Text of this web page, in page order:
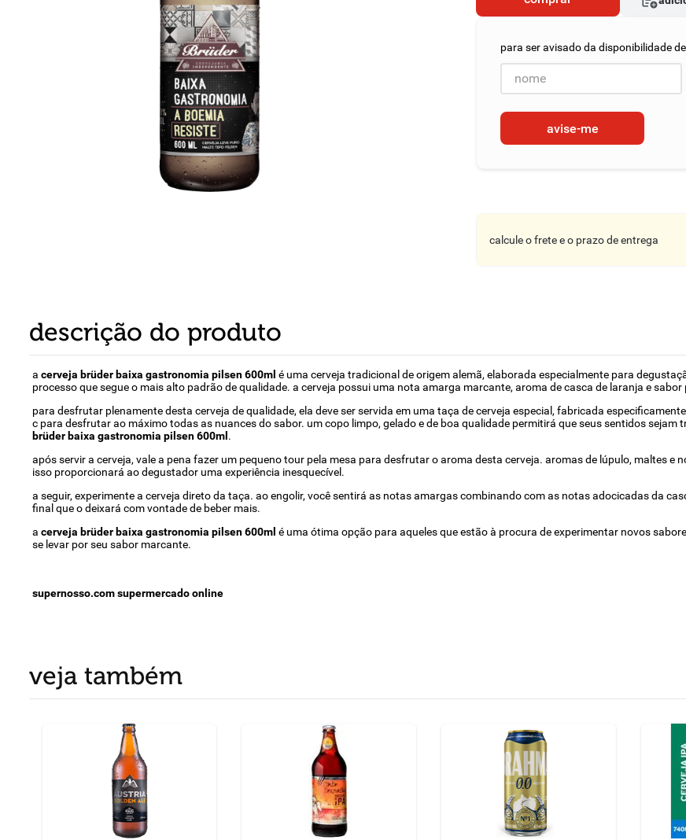
avise-me
calcule o frete e o prazo de entrega
descrição do produto
a cerveja brüder baixa gastronomia pilsen 600ml é uma cerveja tradicional de origem alemã, elaborada especialmente para
processo que segue o mais alto padrão de qualidade. a cerveja possui uma nota amarga marcante, aroma de casca de laranja e sabor
para desfrutar plenamente desta cerveja de qualidade, ela deve ser servida em uma taça de cerveja especial, fabricada
c para desfrutar ao máximo todas as nuances do sabor. um copo limpo, gelado e de boa qualidade permitirá que seus sentidos
brüder baixa gastronomia pilsen 600ml .
após servir a cerveja, vale a pena fazer um pequeno tour pela mesa para desfrutar o aroma desta cerveja. aromas de lúpulo, maltes
isso proporcionará ao degustador uma experiência inesquecível.
a seguir, experimente a cerveja direto da taça. ao engolir, você sentirá as notas amargas combinando com as notas adocicadas da
final que o deixará com vontade de beber mais.
a cerveja brüder baixa gastronomia pilsen 600ml é uma ótima opção para aqueles que estão à procura de experimentar novos
se levar por seu sabor marcante.
supernosso.com supermercado online
veja também
8º detergente
9º macarrão
10º chocolate